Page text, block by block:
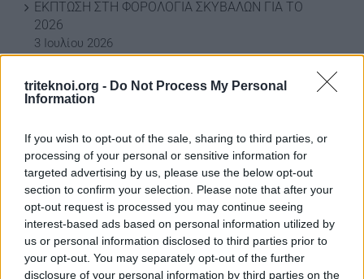
triteknoi.org - Do Not Process My Personal
Information
If you wish to opt-out of the sale, sharing to third parties, or
processing of your personal or sensitive information for
targeted advertising by us, please use the below opt-out
section to confirm your selection. Please note that after your
opt-out request is processed you may continue seeing
interest-based ads based on personal information utilized by
us or personal information disclosed to third parties prior to
your opt-out. You may separately opt-out of the further
disclosure of your personal information by third parties on the
ΕΚΠΤΩΣΗ ΣΤΗ ΦΟΡΟΛΟΓΙΑ ΣΚΥΒΑΛΩΝ ΓΙΑ ΤΟ
2026
3 Ιουλίου 2026
ΕΚΠΤΩΣΗ ΣΤΑ ΣΚΥΒΑΛΑ ΑΠΟ ΔΗΜΟ ΛΕΥΚΩΣΙΑΣ
11 Ιουνίου 2026
8 Ιουνίου 2026
ΕΚΠΤΩΣΗ ΑΠΟ ΚΟΙΝΟΤΙΚΟ ΣΥΜΒΟΥΛΙΟ
ΜΑΡΩΝΙΟΥ
3 Ιουνίου 2026